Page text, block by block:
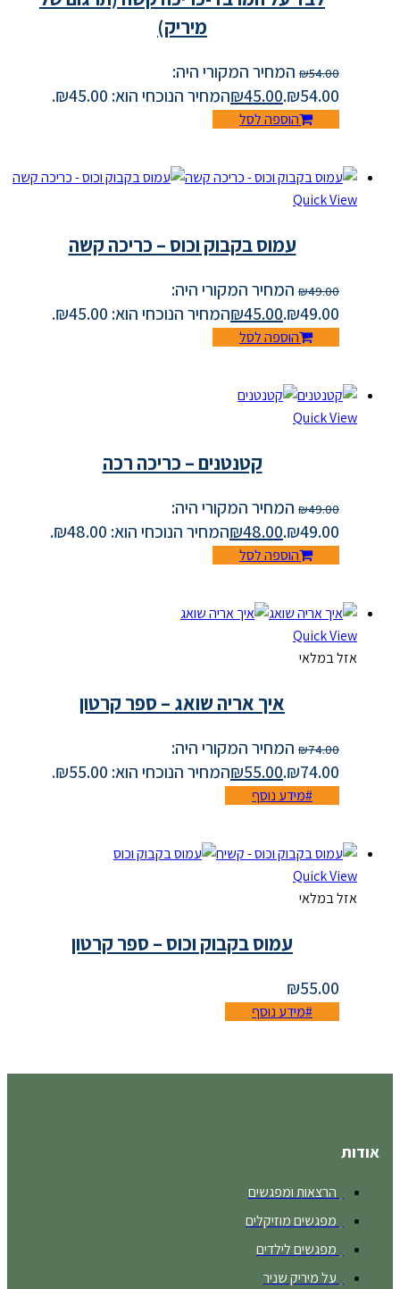
מיריק)
₪54.00
המחיר המקורי היה:
₪54.00.
₪45.00 המחיר הנוכחי הוא: ₪45.00.
הוספה לסל
Quick View
עמוס בקבוק וכוס – כריכה קשה
₪49.00
המחיר המקורי היה:
₪49.00.
₪45.00 המחיר הנוכחי הוא: ₪45.00.
הוספה לסל
Quick View
קטנטנים – כריכה רכה
₪49.00
המחיר המקורי היה:
₪49.00.
₪48.00 המחיר הנוכחי הוא: ₪48.00.
הוספה לסל
Quick View
אזל במלאי
איך אריה שואג – ספר קרטון
₪74.00
המחיר המקורי היה:
₪74.00.
₪55.00 המחיר הנוכחי הוא: ₪55.00.
מידע נוסף
Quick View
אזל במלאי
עמוס בקבוק וכוס – ספר קרטון
₪55.00
מידע נוסף
אודות
הרצאות ומפגשים
מפגשים מוזיקלים
מפגשים לילדים
על מיריק שניר